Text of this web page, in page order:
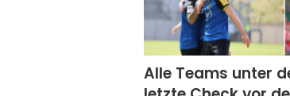
Alle Teams unter